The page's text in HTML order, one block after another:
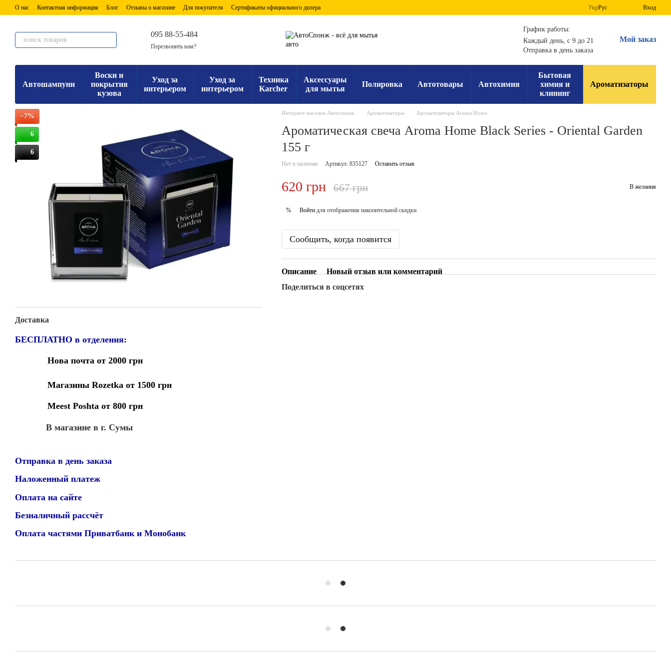
Перейти к основному контенту
О нас Контактная информация Блог Отзывы о магазине Для покупателя Сертификаты официального дилера УкрРус Вход
095 88-55-484
Перезвонить вам?
График работы:
Каждый день, с 9 до 21
Отправка в день заказа
Мой заказ
Автошампуни
Воски и
покрытия
кузова
Уход за
интерьером
Уход за
интерьером
Техника
Karcher
Аксессуары
для мытья
Полировка Автотовары Автохимия
Бытовая
химия и
клининг
Ароматизаторы
−7%
6
6
Доставка
БЕСПЛАТНО в отделения:
Нова почта от 2000 грн
Магазины Rozetka от 1500 грн
Meest Poshta от 800 грн
В магазине в г. Сумы
Отправка в день заказа
Наложенный платеж
Оплата на сайте
Безналичный рассчёт
Оплата частями Приватбанк и Монобанк
Интернет-магазин Автоспонж Ароматизаторы Ароматизаторы Aroma Home
Ароматическая свеча Aroma Home Black Series - Oriental Garden
155 г
Нет в наличии Артикул: 835127 Оставить отзыв
620 грн 667 грн В желания
% Войтидля отображения накопительной скидки
Сообщить, когда появится
Описание
Новый отзыв или комментарий
Поделиться в соцсетях